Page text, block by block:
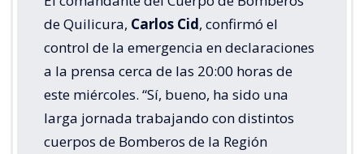
de Quilicura, Carlos Cid, confirmó el
control de la emergencia en declaraciones
a la prensa cerca de las 20:00 horas de
este miércoles. “Sí, bueno, ha sido una
larga jornada trabajando con distintos
cuerpos de Bomberos de la Región